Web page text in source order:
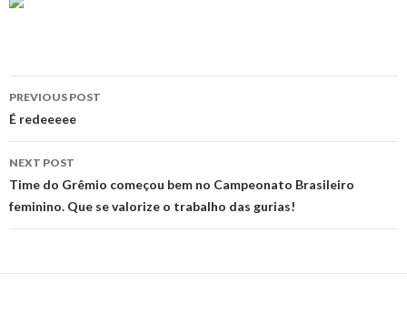
Post
navigation
PREVIOUS POST
É redeeeee
NEXT POST
‪Time do Grêmio começou bem no Campeonato Brasileiro
feminino. Que se valorize o trabalho das gurias!